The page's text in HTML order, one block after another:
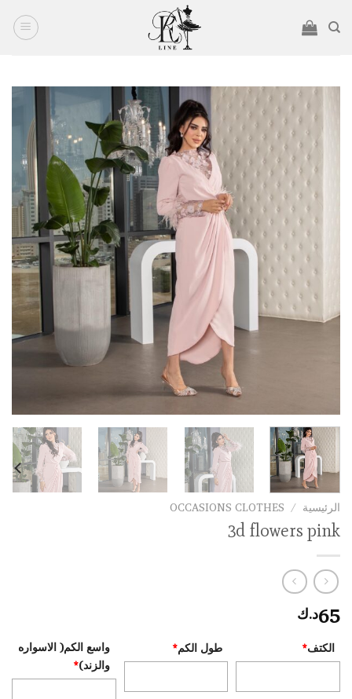
الرئيسية /
OCCASIONS CLOTHES
3d flowers pink
65د.ك
واسع الكم( الاسواره
والزند)*
طول الكم* الكتف*